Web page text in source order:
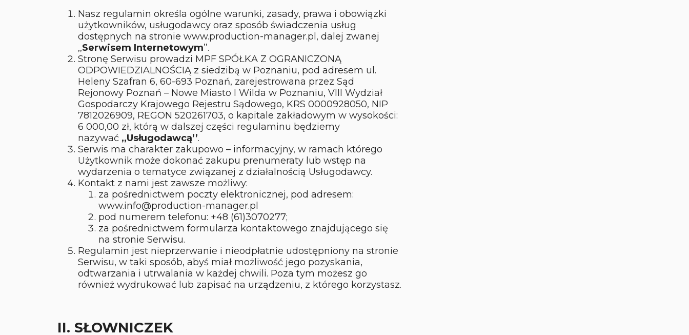
Nasz regulamin określa ogólne warunki, zasady, prawa i obowiązki
użytkowników, usługodawcy oraz sposób świadczenia usług
dostępnych na stronie www.production-manager.pl, dalej zwanej
,,Serwisem Internetowym’’.
Stronę Serwisu prowadzi MPF SPÓŁKA Z OGRANICZONĄ
ODPOWIEDZIALNOŚCIĄ z siedzibą w Poznaniu, pod adresem ul.
Heleny Szafran 6, 60-693 Poznań, zarejestrowana przez Sąd
Rejonowy Poznań – Nowe Miasto I Wilda w Poznaniu, VIII Wydział
Gospodarczy Krajowego Rejestru Sądowego, KRS 0000928050, NIP
7812026909, REGON 520261703, o kapitale zakładowym w wysokości:
6 000,00 zł, którą w dalszej części regulaminu będziemy
nazywać ,,Usługodawcą’’.
Serwis ma charakter zakupowo – informacyjny, w ramach którego
Użytkownik może dokonać zakupu prenumeraty lub wstęp na
wydarzenia o tematyce związanej z działalnością Usługodawcy.
Kontakt z nami jest zawsze możliwy:
za pośrednictwem poczty elektronicznej, pod adresem:
www.info@production-manager.pl
pod numerem telefonu: +48 (61)3070277;
za pośrednictwem formularza kontaktowego znajdującego się
na stronie Serwisu.
Regulamin jest nieprzerwanie i nieodpłatnie udostępniony na stronie
Serwisu, w taki sposób, abyś miał możliwość jego pozyskania,
odtwarzania i utrwalania w każdej chwili. Poza tym możesz go
również wydrukować lub zapisać na urządzeniu, z którego korzystasz.
II. SŁOWNICZEK